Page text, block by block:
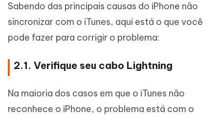
Sabendo das principais causas do iPhone não
sincronizar com o iTunes, aqui está o que você
pode fazer para corrigir o problema:
2.1. Verifique seu cabo Lightning
Na maioria dos casos em que o iTunes não
reconhece o iPhone, o problema está com o